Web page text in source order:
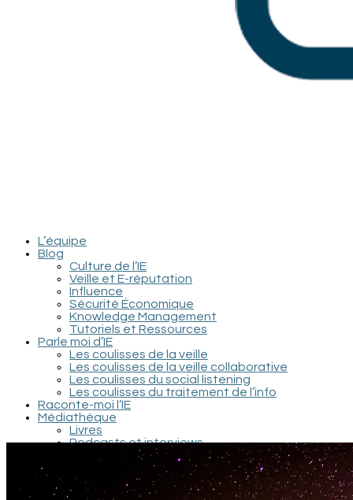
L’équipe
Blog
Culture de l’IE
Veille et E-réputation
Influence
Sécurité Économique
Knowledge Management
Tutoriels et Ressources
Parle moi d’IE
Les coulisses de la veille
Les coulisses de la veille collaborative
Les coulisses du social listening
Les coulisses du traitement de l’info
Raconte-moi l’IE
Médiathèque
Livres
Podcasts et interviews
Documentaires et conférences
Films et séries
Recherche / Documents scientifiques
Contact